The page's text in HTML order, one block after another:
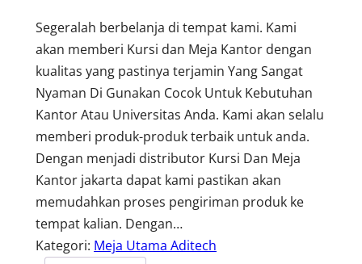
Segeralah berbelanja di tempat kami. Kami
akan memberi Kursi dan Meja Kantor dengan
kualitas yang pastinya terjamin Yang Sangat
Nyaman Di Gunakan Cocok Untuk Kebutuhan
Kantor Atau Universitas Anda. Kami akan selalu
memberi produk-produk terbaik untuk anda.
Dengan menjadi distributor Kursi Dan Meja
Kantor jakarta dapat kami pastikan akan
memudahkan proses pengiriman produk ke
tempat kalian. Dengan…
Kategori: Meja Utama Aditech